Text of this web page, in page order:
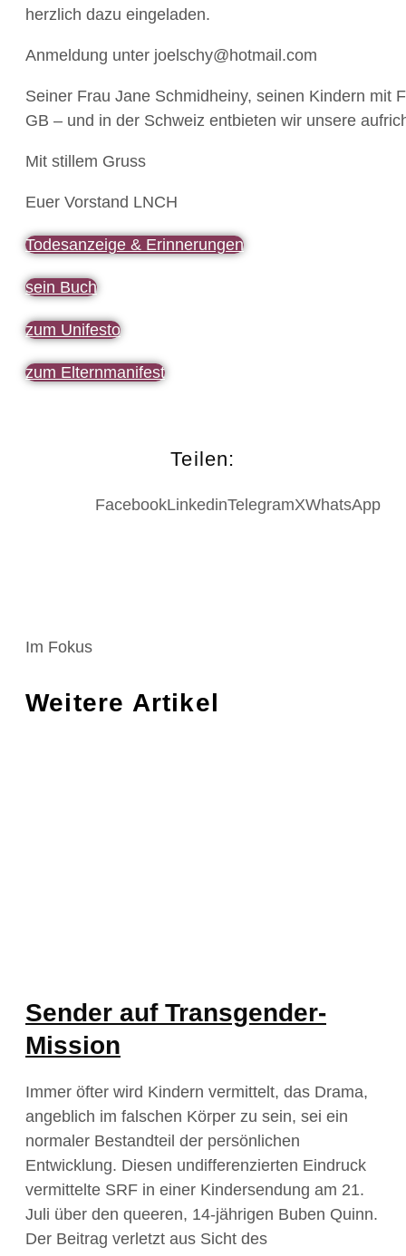
herzlich dazu eingeladen.
Anmeldung unter joelschy@hotmail.com
Seiner Frau Jane Schmidheiny, seinen Kindern mit
GB – und in der Schweiz entbieten wir unsere
Mit stillem Gruss
Euer Vorstand LNCH
Todesanzeige & Erinnerungen
sein Buch
zum Unifesto
zum Elternmanifest
Teilen:
FacebookLinkedinTelegramXWhatsApp
Im Fokus
Weitere Artikel
Sender auf Transgender-
Mission
Immer öfter wird Kindern vermittelt, das Drama,
angeblich im falschen Körper zu sein, sei ein
normaler Bestandteil der persönlichen
Entwicklung. Diesen undifferenzierten Eindruck
vermittelte SRF in einer Kindersendung am 21.
Juli über den queeren, 14-jährigen Buben Quinn.
Der Beitrag verletzt aus Sicht des